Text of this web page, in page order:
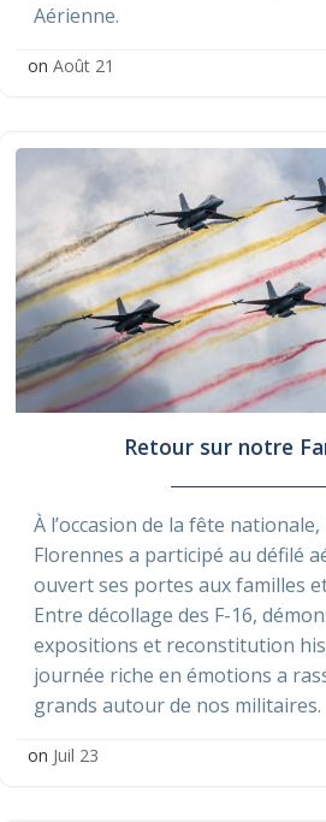
Aérienne.
on Août 21
Retour sur notre
À l’occasion de la fête nationale,
Florennes a participé au défilé
ouvert ses portes aux familles
Entre décollage des F-16,
expositions et reconstitution
journée riche en émotions a
grands autour de nos militaires.
on Juil 23